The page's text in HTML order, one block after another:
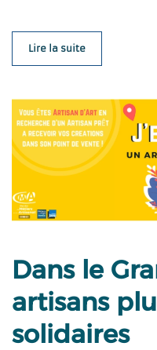
Lire la suite
Dans le
artisans
solidaires